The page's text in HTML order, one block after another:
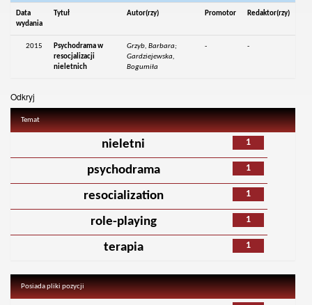
Data
wydania
Tytuł Autor(rzy) Promotor Redaktor(rzy)
2015
Psychodrama w
resocjalizacji
nieletnich
Grzyb, Barbara;
Gardziejewska,
Bogumiła
- -
Odkryj
Temat
1
nieletni
1
psychodrama
1
resocialization
1
role-playing
1
terapia
Posiada pliki pozycji